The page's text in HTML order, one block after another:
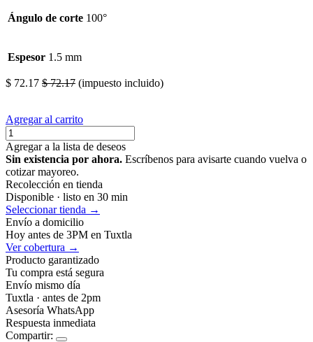
Ángulo de corte 100°
Espesor 1.5 mm
$ 72.17 $72.17 (impuesto incluido)
Agregar al carrito
Agregar a la lista de deseos
Sin existencia por ahora. Escríbenos para avisarte cuando vuelva o
cotizar mayoreo.
Recolección en tienda
Disponible · listo en 30 min
Seleccionar tienda →
Envío a domicilio
Hoy antes de 3PM en Tuxtla
Ver cobertura →
Producto garantizado
Tu compra está segura
Envío mismo día
Tuxtla · antes de 2pm
Asesoría WhatsApp
Respuesta inmediata
Compartir: